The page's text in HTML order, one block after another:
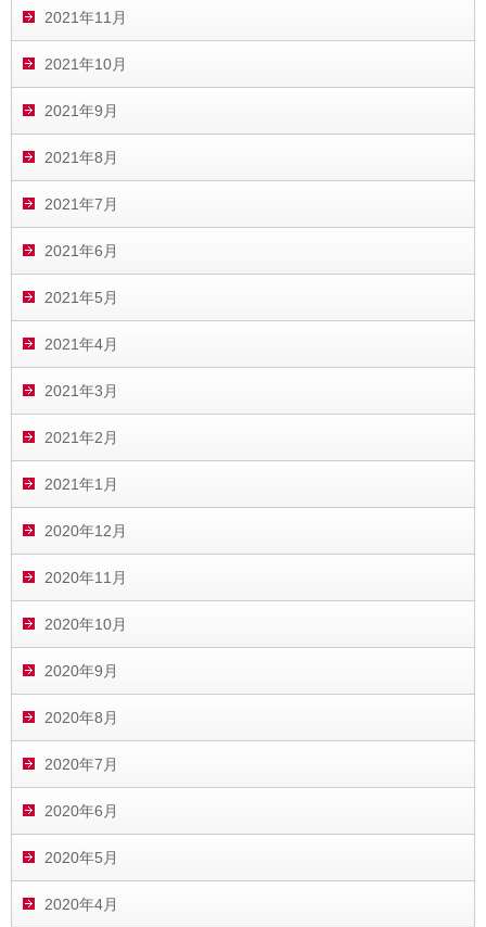
2021年11月
2021年10月
2021年9月
2021年8月
2021年7月
2021年6月
2021年5月
2021年4月
2021年3月
2021年2月
2021年1月
2020年12月
2020年11月
2020年10月
2020年9月
2020年8月
2020年7月
2020年6月
2020年5月
2020年4月